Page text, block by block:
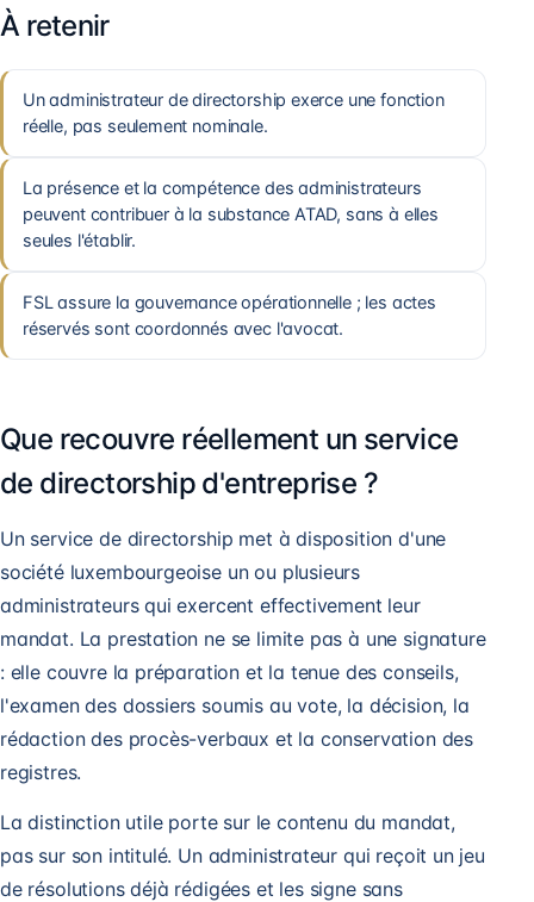
À retenir
Un administrateur de directorship exerce une fonction
réelle, pas seulement nominale.
La présence et la compétence des administrateurs
peuvent contribuer à la substance ATAD, sans à elles
seules l'établir.
FSL assure la gouvernance opérationnelle ; les actes
réservés sont coordonnés avec l'avocat.
Que recouvre réellement un service
de directorship d'entreprise ?
Un service de directorship met à disposition d'une
société luxembourgeoise un ou plusieurs
administrateurs qui exercent effectivement leur
mandat. La prestation ne se limite pas à une signature
: elle couvre la préparation et la tenue des conseils,
l'examen des dossiers soumis au vote, la décision, la
rédaction des procès-verbaux et la conservation des
registres.
La distinction utile porte sur le contenu du mandat,
pas sur son intitulé. Un administrateur qui reçoit un jeu
de résolutions déjà rédigées et les signe sans